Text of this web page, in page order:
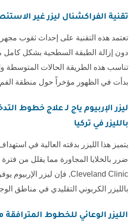
تقنية الفراكشنال ليزر غير
تعتمد هذه التقنية على إحداث ثقوب
دون إزالة الطبقة السطحية بشكل كامل
تناسب هذه الطريقة الحالات المتوسطة
بدأت في الظهور مؤخراً حول منطقة
ليزر الإربيوم ياج لـعلاج خطوط
بالليزر في تركيا
يتميز هذا الليزر بدقته العالية في
ضرر بالخلايا المجاورة مما يقلل من فترة
Cleveland Clinic, فإن ليزر الإربيوم
بالليزر الكربوني التقليدي في مناطق
الليزر الوعائي للخطوط المترافقة